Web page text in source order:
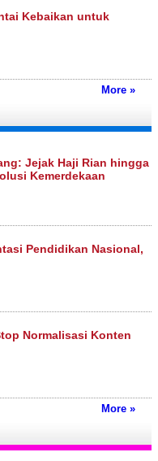
Kebaikan untuk
More »
Jejak Haji Rian hingga
Kemerdekaan
Pendidikan Nasional,
Normalisasi Konten
More »